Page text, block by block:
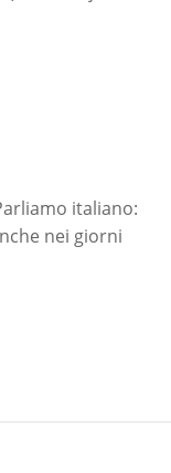
italiano:
nei giorni